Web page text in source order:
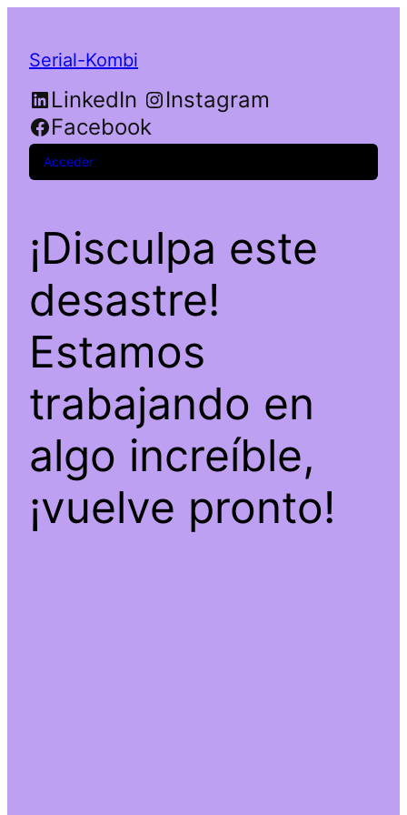
Serial-Kombi
LinkedIn
Instagram
Facebook
Acceder
¡Disculpa este
desastre!
Estamos
trabajando en
algo increíble,
¡vuelve pronto!